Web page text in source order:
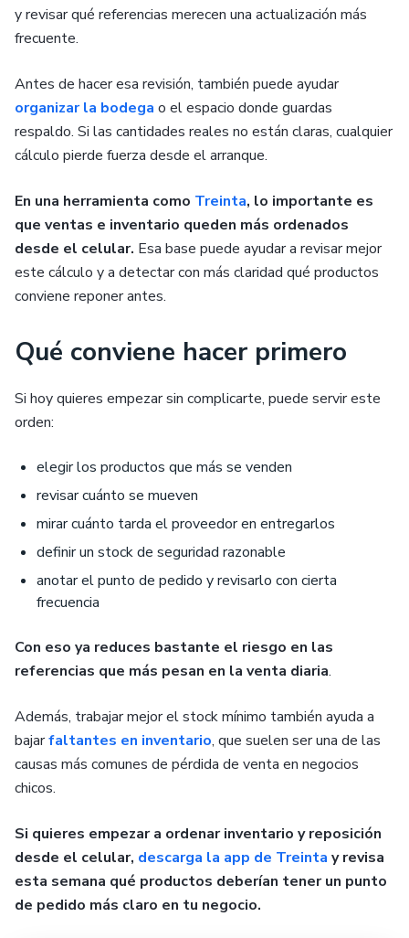
y revisar qué referencias merecen una actualización más
frecuente.
Antes de hacer esa revisión, también puede ayudar
organizar la bodega o el espacio donde guardas
respaldo. Si las cantidades reales no están claras, cualquier
cálculo pierde fuerza desde el arranque.
En una herramienta como Treinta, lo importante es
que ventas e inventario queden más ordenados
desde el celular. Esa base puede ayudar a revisar mejor
este cálculo y a detectar con más claridad qué productos
conviene reponer antes.
Qué conviene hacer primero
Si hoy quieres empezar sin complicarte, puede servir este
orden:
elegir los productos que más se venden
revisar cuánto se mueven
mirar cuánto tarda el proveedor en entregarlos
definir un stock de seguridad razonable
anotar el punto de pedido y revisarlo con cierta
frecuencia
Con eso ya reduces bastante el riesgo en las
referencias que más pesan en la venta diaria.
Además, trabajar mejor el stock mínimo también ayuda a
bajarfaltantes en inventario, que suelen ser una de las
causas más comunes de pérdida de venta en negocios
chicos.
Si quieres empezar a ordenar inventario y reposición
desde el celular, descarga la app de Treinta y revisa
esta semana qué productos deberían tener un punto
de pedido más claro en tu negocio.